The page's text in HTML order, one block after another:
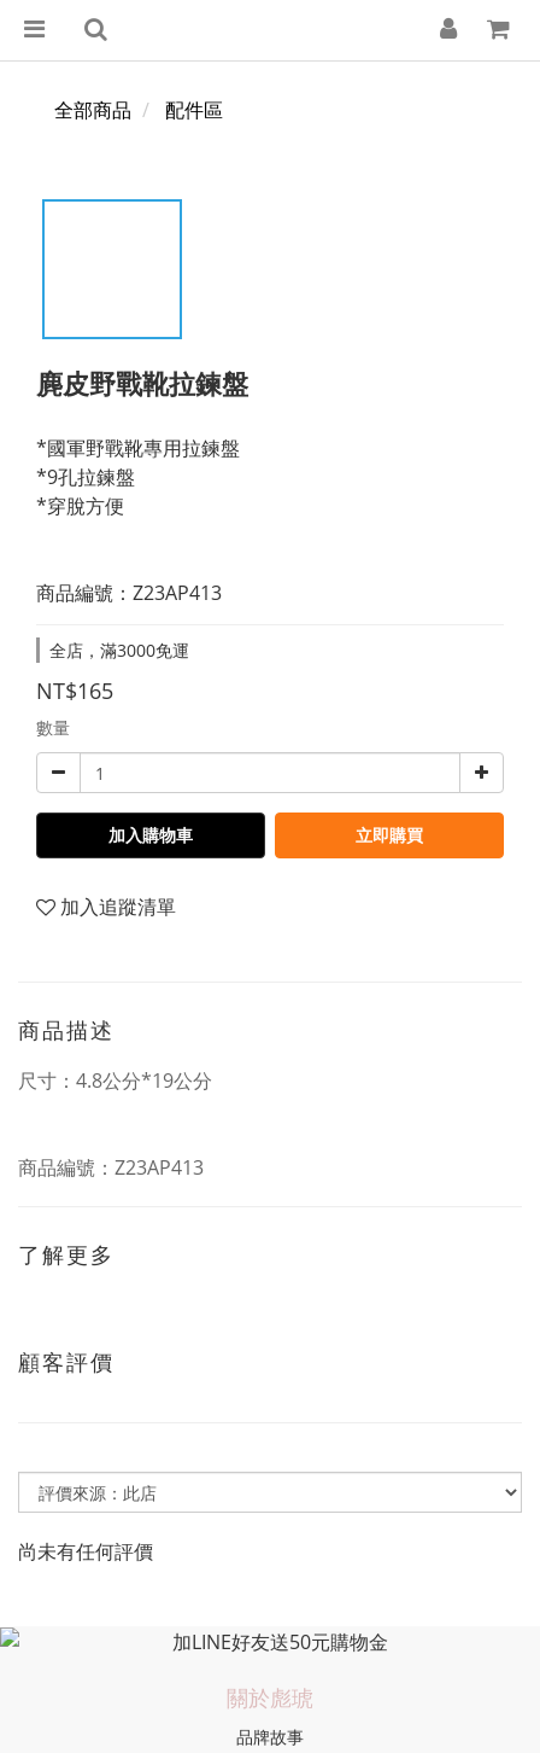
全部商品 配件區
麂皮野戰靴拉鍊盤
*國軍野戰靴專用拉鍊盤
*9孔拉鍊盤
*穿脫方便
商品編號：Z23AP413
全店，滿3000免運
NT$165
數量
加入購物車 立即購買
加入追蹤清單
商品描述
尺寸：4.8公分*19公分
商品編號：Z23AP413
了解更多
顧客評價
尚未有任何評價
關於彪琥
品牌故事